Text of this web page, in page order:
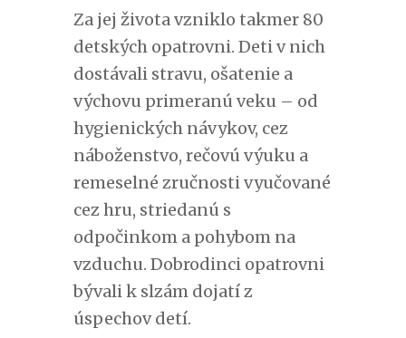
Za jej života vzniklo takmer 80
detských opatrovni. Deti v nich
dostávali stravu, ošatenie a
výchovu primeranú veku – od
hygienických návykov, cez
náboženstvo, rečovú výuku a
remeselné zručnosti vyučované
cez hru, striedanú s
odpočinkom a pohybom na
vzduchu. Dobrodinci opatrovni
bývali k slzám dojatí z
úspechov detí.